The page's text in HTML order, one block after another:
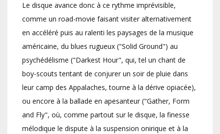
Le disque avance donc à ce rythme imprévisible,
comme un road-movie faisant visiter alternativement
en accéléré puis au ralenti les paysages de la musique
américaine, du blues rugueux ("Solid Ground") au
psychédélisme ("Darkest Hour", qui, tel un chant de
boy-scouts tentant de conjurer un soir de pluie dans
leur camp des Appalaches, tourne à la dérive opiacée),
ou encore à la ballade en apesanteur ("Gather, Form
and Fly", où, comme partout sur le disque, la finesse
mélodique le dispute à la suspension onirique et à la